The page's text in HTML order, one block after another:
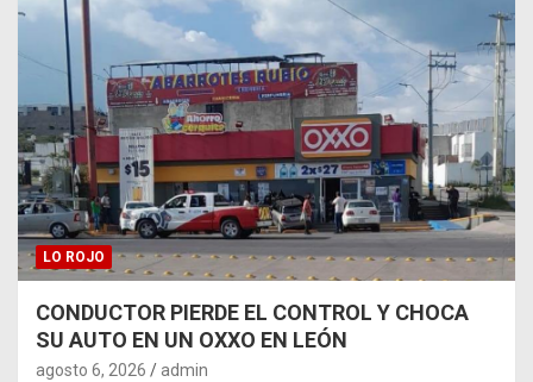
LO ROJO
CONDUCTOR PIERDE EL CONTROL Y CHOCA
SU AUTO EN UN OXXO EN LEÓN
agosto 6, 2026 admin